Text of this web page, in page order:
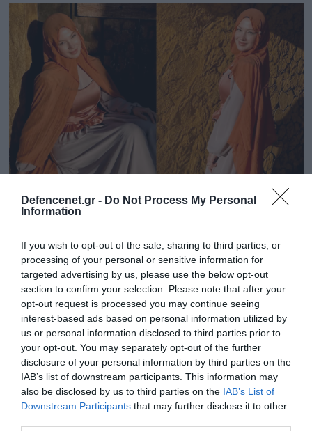
Defencenet.gr - Do Not Process My Personal
Information
If you wish to opt-out of the sale, sharing to third parties, or
processing of your personal or sensitive information for
targeted advertising by us, please use the below opt-out
section to confirm your selection. Please note that after your
opt-out request is processed you may continue seeing
interest-based ads based on personal information utilized by
us or personal information disclosed to third parties prior to
your opt-out. You may separately opt-out of the further
disclosure of your personal information by third parties on the
IAB’s list of downstream participants. This information may
also be disclosed by us to third parties on the IAB’s List of
Downstream Participants that may further disclose it to other
24.07.2026 | 08:02
Έντονες αντιδράσεις στην Τουρκία:
Χειροπέδες σε γνωστή influencer με
μαντήλα επειδή φάνηκε το… πόδι της σε
βίντεο
Κατηγορείται για «δημόσια προσβολή θρησκευτικών
αξιών» και «δημοσίευση άσεμνου υλικού»